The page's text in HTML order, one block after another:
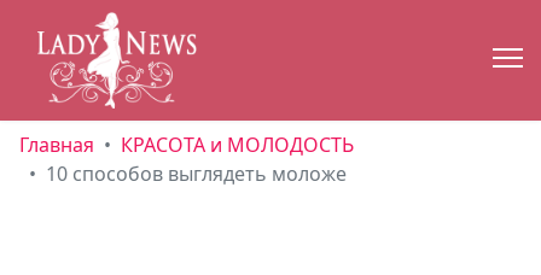
Главная
КРАСОТА и МОЛОДОСТЬ
10 способов выглядеть моложе